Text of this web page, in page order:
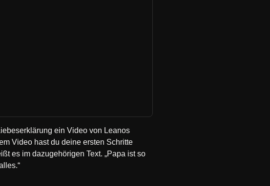
ein Video von Leanos
Video hast du deine ersten Schritte
es im dazugehörigen Text. „Papa ist so